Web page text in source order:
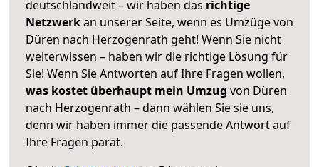
deutschlandweit – wir haben das richtige
Netzwerkan unserer Seite, wenn es Umzüge von
Düren nach Herzogenrath geht! Wenn Sie nicht
weiterwissen – haben wir die richtige Lösung für
Sie! Wenn Sie Antworten auf Ihre Fragen wollen,
was kostet überhaupt mein Umzug von Düren
nach Herzogenrath – dann wählen Sie sie uns,
denn wir haben immer die passende Antwort auf
Ihre Fragen parat.